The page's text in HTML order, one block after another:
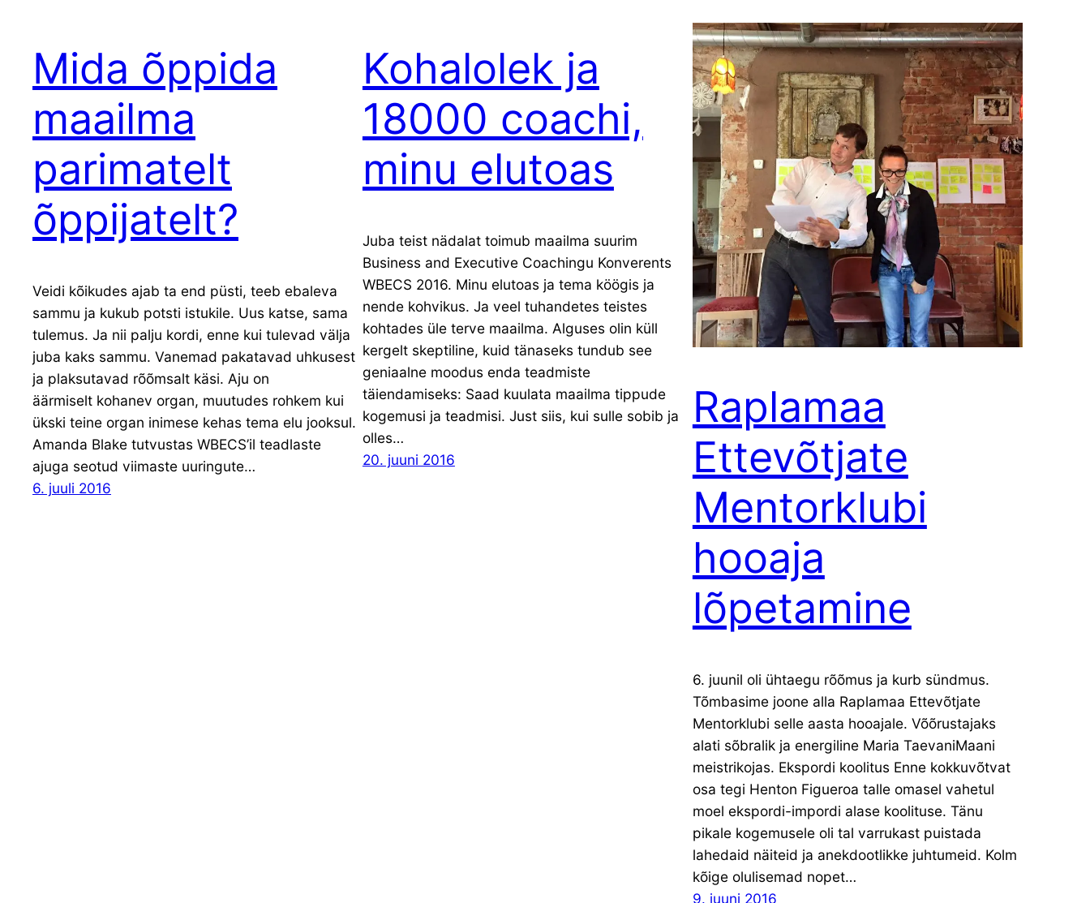
Mida õppida
maailma
parimatelt
õppijatelt?
Veidi kõikudes ajab ta end püsti, teeb ebaleva
sammu ja kukub potsti istukile. Uus katse, sama
tulemus. Ja nii palju kordi, enne kui tulevad välja
juba kaks sammu. Vanemad pakatavad uhkusest
ja plaksutavad rõõmsalt käsi. Aju on
äärmiselt kohanev organ, muutudes rohkem kui
ükski teine organ inimese kehas tema elu jooksul.
Amanda Blake tutvustas WBECS’il teadlaste
ajuga seotud viimaste uuringute…
6. juuli 2016
Kohalolek ja
18000 coachi,
minu elutoas
Juba teist nädalat toimub maailma suurim
Business and Executive Coachingu Konverents
WBECS 2016. Minu elutoas ja tema köögis ja
nende kohvikus. Ja veel tuhandetes teistes
kohtades üle terve maailma. Alguses olin küll
kergelt skeptiline, kuid tänaseks tundub see
geniaalne moodus enda teadmiste
täiendamiseks: Saad kuulata maailma tippude
kogemusi ja teadmisi. Just siis, kui sulle sobib ja
olles…
20. juuni 2016
Raplamaa
Ettevõtjate
Mentorklubi
hooaja
lõpetamine
6. juunil oli ühtaegu rõõmus ja kurb sündmus.
Tõmbasime joone alla Raplamaa Ettevõtjate
Mentorklubi selle aasta hooajale. Võõrustajaks
alati sõbralik ja energiline Maria TaevaniMaani
meistrikojas. Ekspordi koolitus Enne kokkuvõtvat
osa tegi Henton Figueroa talle omasel vahetul
moel ekspordi-impordi alase koolituse. Tänu
pikale kogemusele oli tal varrukast puistada
lahedaid näiteid ja anekdootlikke juhtumeid. Kolm
kõige olulisemad nopet…
9. juuni 2016